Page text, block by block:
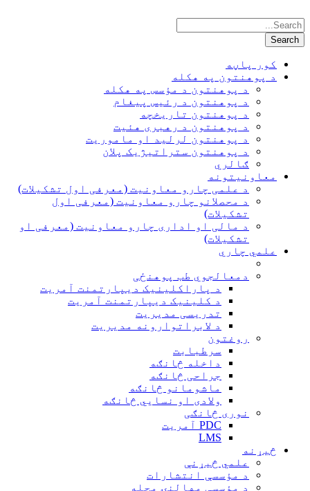
کور پاڼه
د پوهنتون په هکله
د پوهنتون د مؤسس په هکله
د پوهنتون د رئیس پیغام
د پوهنتون تاریخچه
د پوهنتون د رهبری هئیت
د پوهنتون لرلید او ماموریت
د پوهنتون ستراتیژیک پلان
ګالري
معاونیتونه
د علمی چارو معاونیت (معرفی اول تشکیلات)
د محصلانو چارو معاونیت (معرفی اول
تشکیلات)
د مالی او اداری چارو معاونیت (معرفی او
تشکیلات)
علمي چاري
دمعالجوي طب پوهنځی
د پاراکلینیک دیپارتمنت آمریت
د کلینیک دیپارتمنت آمریت
تدریسی مدیریت
د لابراتوارونه مدیریت
روغتون
سرطبابت
داخله څانګه
جراحی څانګه
ماشومانو څانګه
ولادی او نسایي څانګه
نوری څانګی
PDC آمریت
LMS
څیړنه
علمي څیړنې
د مؤسسې انتشارات
د مؤسسې مهالنۍ مجله